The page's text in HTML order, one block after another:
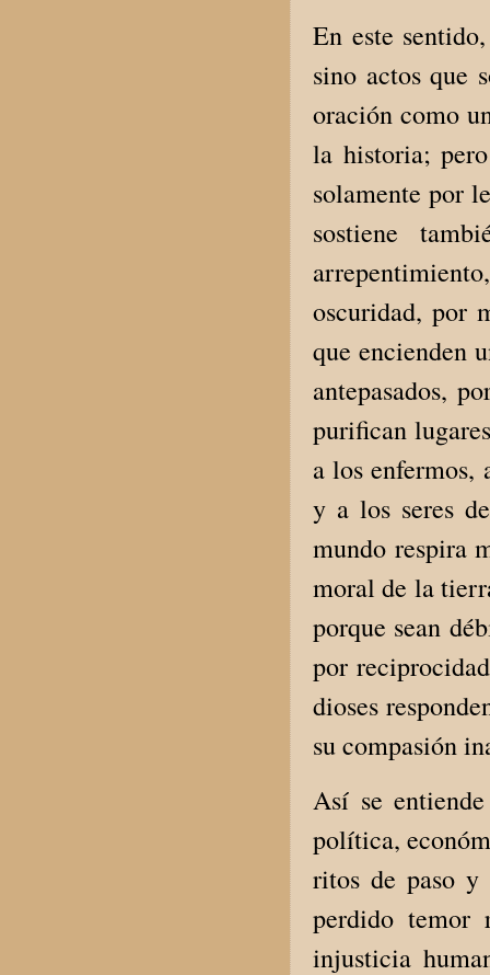
En este
sino actos que
oración como
la historia;
solamente por
sostiene
oscuridad, por
que encienden
antepasados,
purifican
a los enfermos,
y a los seres
mundo respira
moral de la
porque sean
por
dioses
su compasión
Así se
política,
ritos de paso
perdido temor
injusticia